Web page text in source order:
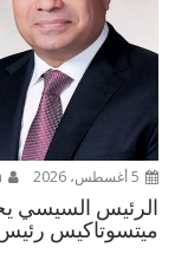
الرئيس السيسي
ميتسوتاكيس رئيس